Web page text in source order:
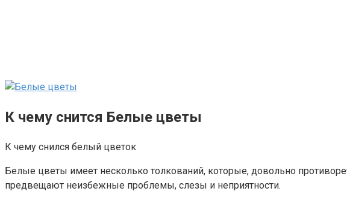
К чему снится Белые цветы
К чему снился белый цветок
Белые цветы имеет несколько толкований, которые, довольно
предвещают неизбежные проблемы, слезы и неприятности.